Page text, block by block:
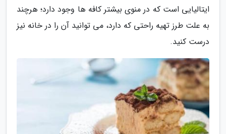
ایتالیایی است که در منوی بیشتر کافه ها وجود دارد؛ هرچند
به علت طرز تهیه راحتی که دارد، می توانید آن را در خانه نیز
درست کنید.